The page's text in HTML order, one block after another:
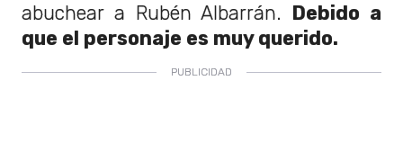
abuchear a Rubén Albarrán. Debido a
que el personaje es muy querido.